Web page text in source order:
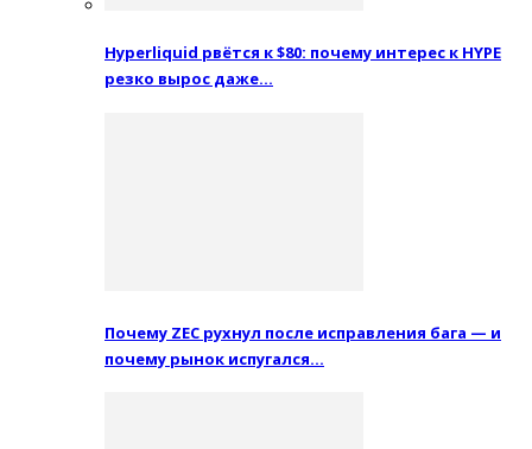
Hyperliquid рвётся к $80: почему интерес к HYPE
резко вырос даже…
Почему ZEC рухнул после исправления бага — и
почему рынок испугался…